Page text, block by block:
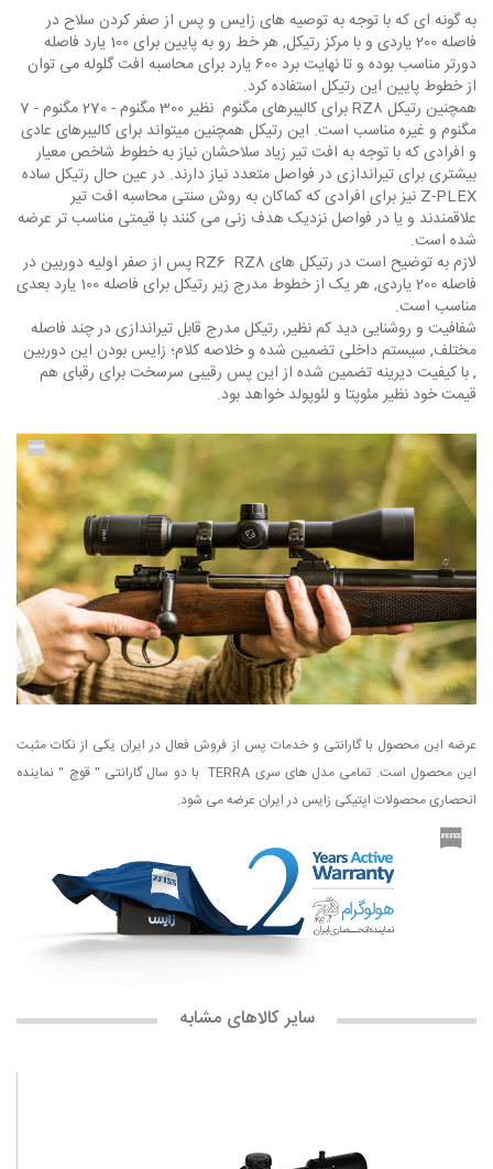
به گونه ای که با توجه به توصیه های زایس و پس از صفر کردن سلاح در
فاصله 200 یاردی و با مرکز رتیکل, هر خط رو به پایین برای 100 یارد فاصله
دورتر مناسب بوده و تا نهایت برد 600 یارد برای محاسبه افت گلوله می توان
از خطوط پایین این رتیکل استفاده کرد.
همچنین رتیکل RZ8 برای کالیبرهای مگنوم نظیر 300 مگنوم - 270 مگنوم - 7
مگنوم و غیره مناسب است. این رتیکل همچنین میتواند برای کالیبرهای عادی
و افرادی که با توجه به افت تیر زیاد سلاحشان نیاز به خطوط شاخص معیار
بیشتری برای تیراندازی در فواصل متعدد نیاز دارند. در عین حال رتیکل ساده
Z-PLEX نیز برای افرادی که کماکان به روش سنتی محاسبه افت تیر
علاقمندند و یا در فواصل نزدیک هدف زنی می کنند با قیمتی مناسب تر عرضه
شده است.
لازم به توضیح است در رتیکل های RZ6 RZ8 پس از صفر اولیه دوربین در
فاصله 200 یاردی, هر یک از خطوط مدرج زیر رتیکل برای فاصله 100 یارد بعدی
مناسب است.
شفافیت و روشنایی دید کم نظیر, رتیکل مدرج قابل تیراندازی در چند فاصله
مختلف, سیستم داخلی تضمین شده و خلاصه کلام؛ زایس بودن این دوربین
, با کیفیت دیرینه تضمین شده از این پس رقیبی سرسخت برای رقبای هم
قیمت خود نظیر مئوپتا و لئوپولد خواهد بود.
عرضه این محصول با گارانتی و خدمات پس از فروش فعال در ایران یکی از نکات مثبت
این محصول است. تمامی مدل های سری TERRA با دو سال گارانتی " قوچ " نماینده
انحصاری محصولات اپتیکی زایس در ایران عرضه می شود.
سایر کالاهای مشابه